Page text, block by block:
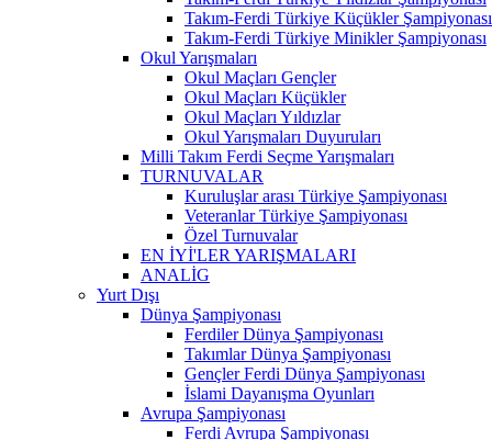
Takım-Ferdi Türkiye Küçükler Şampiyonası
Takım-Ferdi Türkiye Minikler Şampiyonası
Okul Yarışmaları
Okul Maçları Gençler
Okul Maçları Küçükler
Okul Maçları Yıldızlar
Okul Yarışmaları Duyuruları
Milli Takım Ferdi Seçme Yarışmaları
TURNUVALAR
Kuruluşlar arası Türkiye Şampiyonası
Veteranlar Türkiye Şampiyonası
Özel Turnuvalar
EN İYİ'LER YARIŞMALARI
ANALİG
Yurt Dışı
Dünya Şampiyonası
Ferdiler Dünya Şampiyonası
Takımlar Dünya Şampiyonası
Gençler Ferdi Dünya Şampiyonası
İslami Dayanışma Oyunları
Avrupa Şampiyonası
Ferdi Avrupa Şampiyonası